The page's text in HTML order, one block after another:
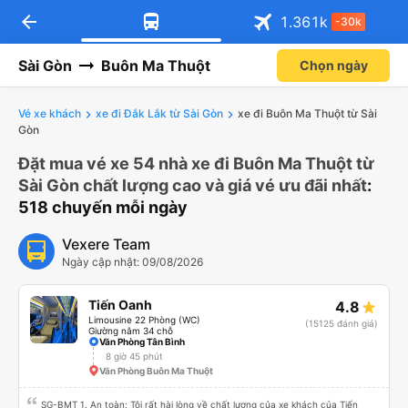
arrow_back 1.361 k -30k
Sài Gòn Buôn Ma Thuột Chọn ngày
Vé xe khách xe đi Đắk Lắk từ Sài Gòn
xe đi Buôn Ma Thuột từ Sài
Gòn
Đặt mua vé xe 54 nhà xe đi Buôn Ma Thuột từ
Sài Gòn chất lượng cao và giá vé ưu đãi nhất:
518 chuyến mỗi ngày
Vexere Team
Ngày cập nhật: 09/08/2026
Tiến Oanh
Limousine 22 Phòng (WC)
Giường nằm 34 chỗ
4.8
(15125 đánh giá)
Văn Phòng Tân Bình
8 giờ 45 phút
Văn Phòng Buôn Ma Thuột
SG-BMT 1. An toàn: Tôi rất hài lòng về chất lượng của xe khách của Tiến